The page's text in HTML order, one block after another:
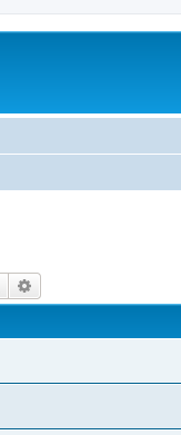
Search